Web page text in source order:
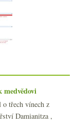
medvědovi
o třech vínech z
Damianitza ,